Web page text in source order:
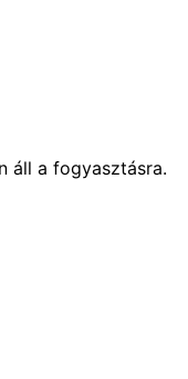
áll a fogyasztásra.